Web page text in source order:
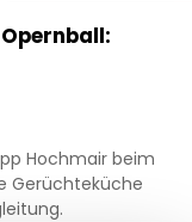
Hochmair beim
Gerüchteküche